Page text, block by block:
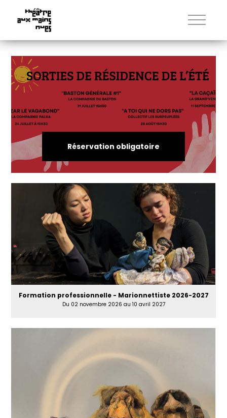
Réservation obligatoire
Formation professionnelle - Marionnettiste 2026-2027
Du 02 novembre 2026 au 10 avril 2027